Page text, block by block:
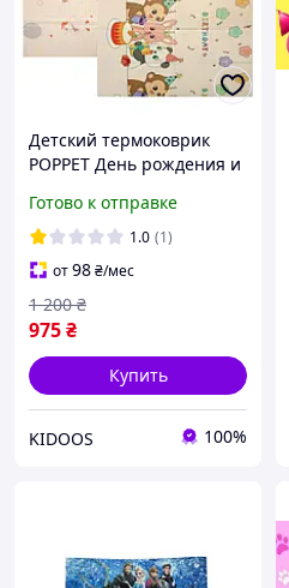
Детский термоковрик
POPPET День рождения и
200х180x1см + сумка
(PP038-200). Термо
Готово к отправке
1.0 (1)
от98₴/мес
975₴
1 200 ₴
Купить
KIDOOS 100%